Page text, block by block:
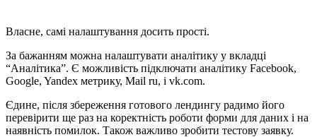
Власне, самі налаштування досить прості.
За бажанням можна налаштувати аналітику у вкладці
“Аналітика”. Є можливість підключати аналітику Facebook,
Google, Yandex метрику, Mail ru, і vk.com.
Єдине, після збереження готового лендингу радимо його
перевірити ще раз на коректність роботи форми для даних і на
наявність помилок. Також важливо зробити тестову заявку.